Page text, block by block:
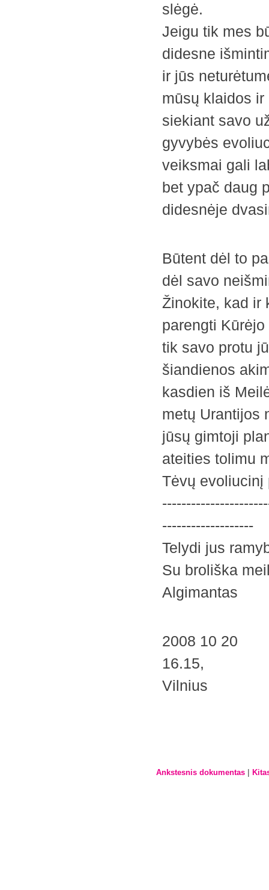
slėgė.
Jeigu tik mes
didesne
ir jūs
mūsų klaidos
siekiant savo
gyvybės
veiksmai gali
bet ypač daug
didesnėje
Būtent dėl to
dėl savo
Žinokite, kad ir
parengti
tik savo protu
šiandienos
kasdien iš
metų Urantijos
jūsų gimtoji
ateities tolimu
Tėvų evoliucinį
-------------------
Telydi jus
Su broliška
Algimantas
2008 10 20
16.15,
Vilnius
Ankstesnis dokumentas |